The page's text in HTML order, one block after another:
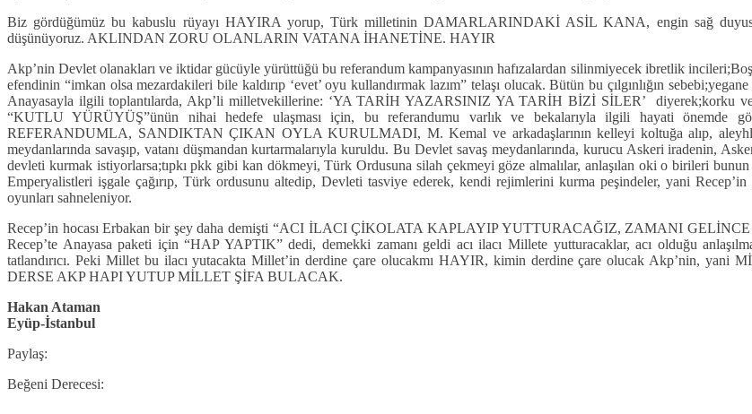
Biz gördüğümüz bu kabuslu rüyayı HAYIRA yorup, Türk milletinin DAMARLARINDAKİ ASİL KANA, engin sağ
düşünüyoruz. AKLINDAN ZORU OLANLARIN VATANA İHANETİNE. HAYIR
Akp’nin Devlet olanakları ve iktidar gücüyle yürüttüğü bu referandum kampanyasının hafızalardan silinmiyecek ibretlik
efendinin “imkan olsa mezardakileri bile kaldırıp ‘evet’ oyu kullandırmak lazım” telaşı olucak. Bütün bu çılgınlığın
Anayasayla ilgili toplantılarda, Akp’li milletvekillerine: ‘YA TARİH YAZARSINIZ YA TARİH BİZİ SİLER’ diyerek;korku ve
“KUTLU YÜRÜYÜŞ”ünün nihai hedefe ulaşması için, bu referandumu varlık ve bekalarıyla ilgili hayati önemde
REFERANDUMLA, SANDIKTAN ÇIKAN OYLA KURULMADI, M. Kemal ve arkadaşlarının kelleyi koltuğa alıp,
meydanlarında savaşıp, vatanı düşmandan kurtarmalarıyla kuruldu. Bu Devlet savaş meydanlarında, kurucu Askeri iradenin,
devleti kurmak istiyorlarsa;tıpkı pkk gibi kan dökmeyi, Türk Ordusuna silah çekmeyi göze almalılar, anlaşılan oki o birileri bunun
Emperyalistleri işgale çağırıp, Türk ordusunu altedip, Devleti tasviye ederek, kendi rejimlerini kurma peşindeler, yani
oyunları sahneleniyor.
Recep’in hocası Erbakan bir şey daha demişti “ACI İLACI ÇİKOLATA KAPLAYIP YUTTURACAĞIZ, ZAMANI
Recep’te Anayasa paketi için “HAP YAPTIK” dedi, demekki zamanı geldi acı ilacı Millete yutturacaklar, acı olduğu
tatlandırıcı. Peki Millet bu ilacı yutacakta Millet’in derdine çare olucakmı HAYIR, kimin derdine çare olucak Akp’nin,
DERSE AKP HAPI YUTUP MİLLET ŞİFA BULACAK.
Hakan Ataman
Eyüp-İstanbul
Paylaş:
Beğeni Derecesi: